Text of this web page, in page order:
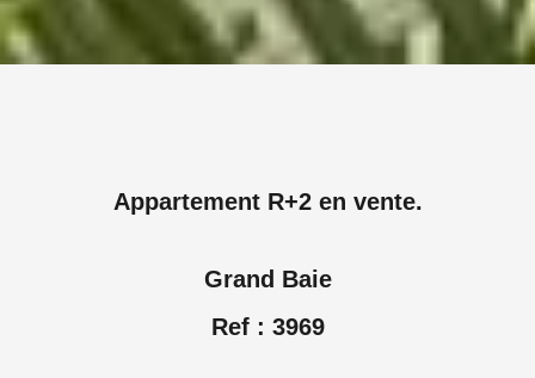
Appartement R+2 en vente.
Grand Baie
Ref : 3969